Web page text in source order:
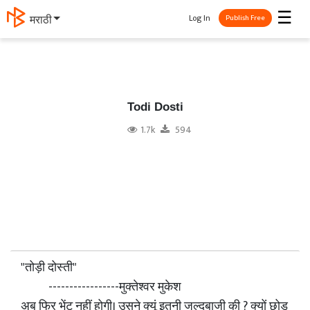
मराठी ☰
Log In Publish Free
Todi Dosti
1.7k 594
"तोड़ी दोस्ती"
-----------------मुक्तेश्वर मुकेश